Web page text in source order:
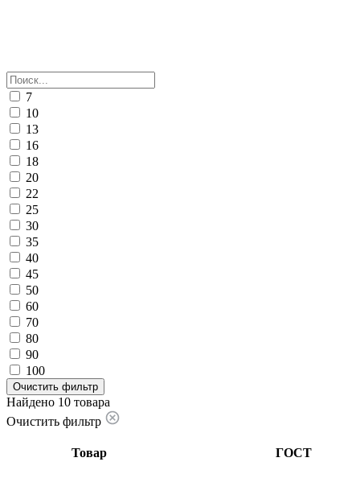
7
10
13
16
18
20
22
25
30
35
40
45
50
60
70
80
90
100
Очистить фильтр
Найдено 10 товара
Очистить фильтр
Товар ГОСТ